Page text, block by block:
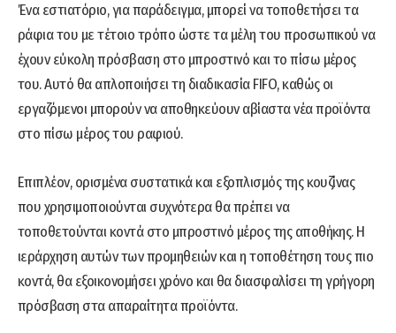
Ένα εστιατόριο, για παράδειγμα, μπορεί να τοποθετήσει τα
ράφια του με τέτοιο τρόπο ώστε τα μέλη του προσωπικού να
έχουν εύκολη πρόσβαση στο μπροστινό και το πίσω μέρος
του. Αυτό θα απλοποιήσει τη διαδικασία FIFO, καθώς οι
εργαζόμενοι μπορούν να αποθηκεύουν αβίαστα νέα προϊόντα
στο πίσω μέρος του ραφιού.
Επιπλέον, ορισμένα συστατικά και εξοπλισμός της κουζίνας
που χρησιμοποιούνται συχνότερα θα πρέπει να
τοποθετούνται κοντά στο μπροστινό μέρος της αποθήκης. Η
ιεράρχηση αυτών των προμηθειών και η τοποθέτηση τους πιο
κοντά, θα εξοικονομήσει χρόνο και θα διασφαλίσει τη γρήγορη
πρόσβαση στα απαραίτητα προϊόντα.